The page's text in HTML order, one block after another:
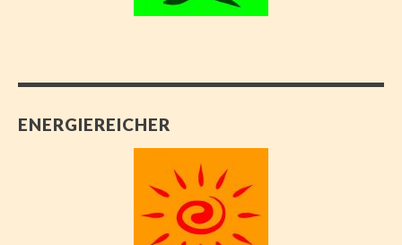
ENERGIEREICHER